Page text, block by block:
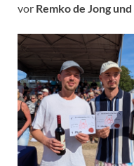
vor Remko de Jong